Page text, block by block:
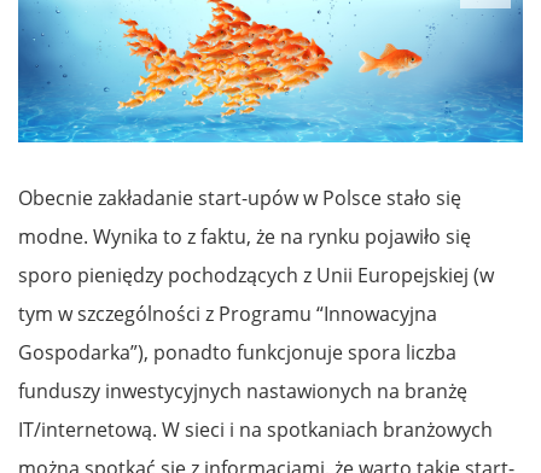
Obecnie zakładanie start-upów w Polsce stało się
modne. Wynika to z faktu, że na rynku pojawiło się
sporo pieniędzy pochodzących z Unii Europejskiej (w
tym w szczególności z Programu “Innowacyjna
Gospodarka”), ponadto funkcjonuje spora liczba
funduszy inwestycyjnych nastawionych na branżę
IT/internetową. W sieci i na spotkaniach branżowych